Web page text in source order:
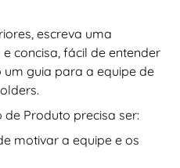
escreva uma
concisa, fácil de entender
guia para a equipe de
Produto precisa ser:
motivar a equipe e os